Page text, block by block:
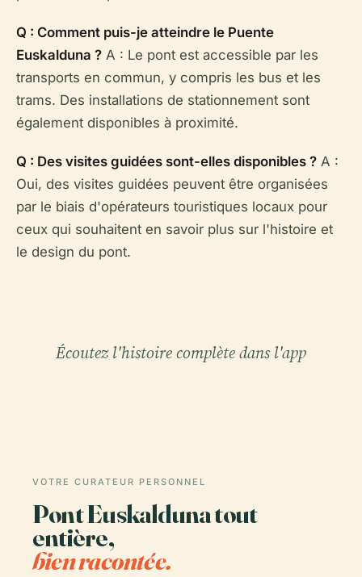
Q : Comment puis-je atteindre le Puente
Euskalduna ? A : Le pont est accessible par les
transports en commun, y compris les bus et les
trams. Des installations de stationnement sont
également disponibles à proximité.
Q : Des visites guidées sont-elles disponibles ? A :
Oui, des visites guidées peuvent être organisées
par le biais d'opérateurs touristiques locaux pour
ceux qui souhaitent en savoir plus sur l'histoire et
le design du pont.
Écoutez l'histoire complète dans l'app
VOTRE CURATEUR PERSONNEL
Pont Euskalduna tout
entière,
bien racontée.